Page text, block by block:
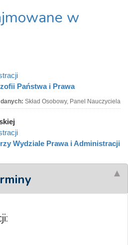
w
Państwa i Prawa
danych: Skład Osobowy, Panel Nauczyciela
Wydziale Prawa i Administracji